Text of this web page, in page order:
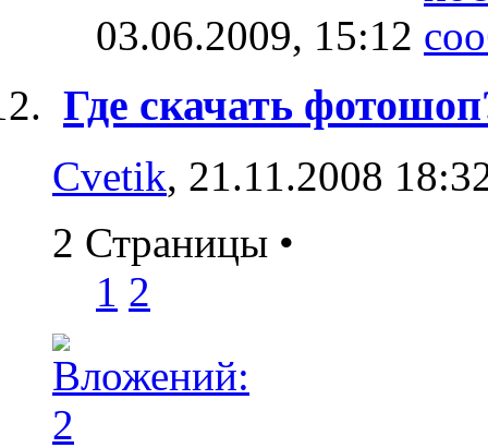
03.06.2009, 15:12
Где скачать
Cvetik, 21.11.2008
2 Страницы •
1 2